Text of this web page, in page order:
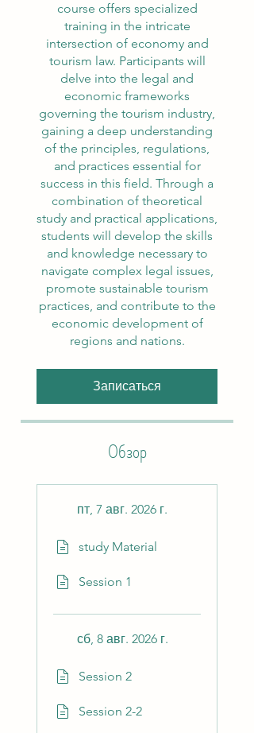
course offers specialized
training in the intricate
intersection of economy and
tourism law. Participants will
delve into the legal and
economic frameworks
governing the tourism industry,
gaining a deep understanding
of the principles, regulations,
and practices essential for
success in this field. Through a
combination of theoretical
study and practical applications,
students will develop the skills
and knowledge necessary to
navigate complex legal issues,
promote sustainable tourism
practices, and contribute to the
economic development of
regions and nations.
Записаться
Обзор
пт, 7 авг. 2026 г.
study Material
Session 1
сб, 8 авг. 2026 г.
Session 2
Session 2-2